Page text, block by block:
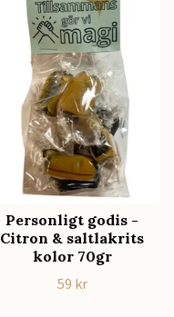
Personligt godis -
Citron & saltlakrits
kolor 70gr
59 kr